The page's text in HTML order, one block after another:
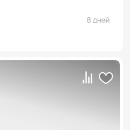
8 дней